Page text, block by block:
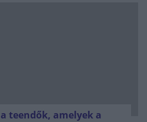
teendők, amelyek a